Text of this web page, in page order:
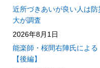
近所づきあいが良い人は
大が調査
2026年8月1日
能楽師・桜間右陣氏によ
【後編】